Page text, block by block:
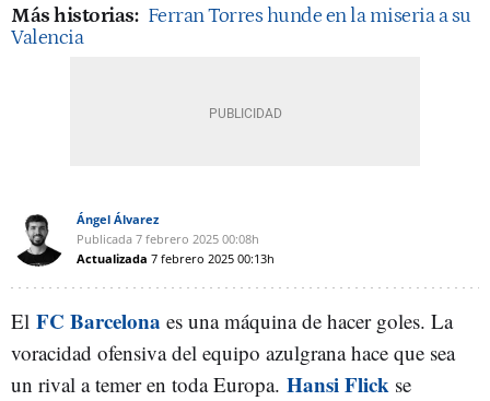
Más historias: Ferran Torres hunde en la miseria a su
Valencia
Ángel Álvarez
Publicada 7 febrero 2025 00:08h
Actualizada 7 febrero 2025 00:13h
El FC Barcelona es una máquina de hacer goles. La
voracidad ofensiva del equipo azulgrana hace que sea
un rival a temer en toda Europa. Hansi Flick se